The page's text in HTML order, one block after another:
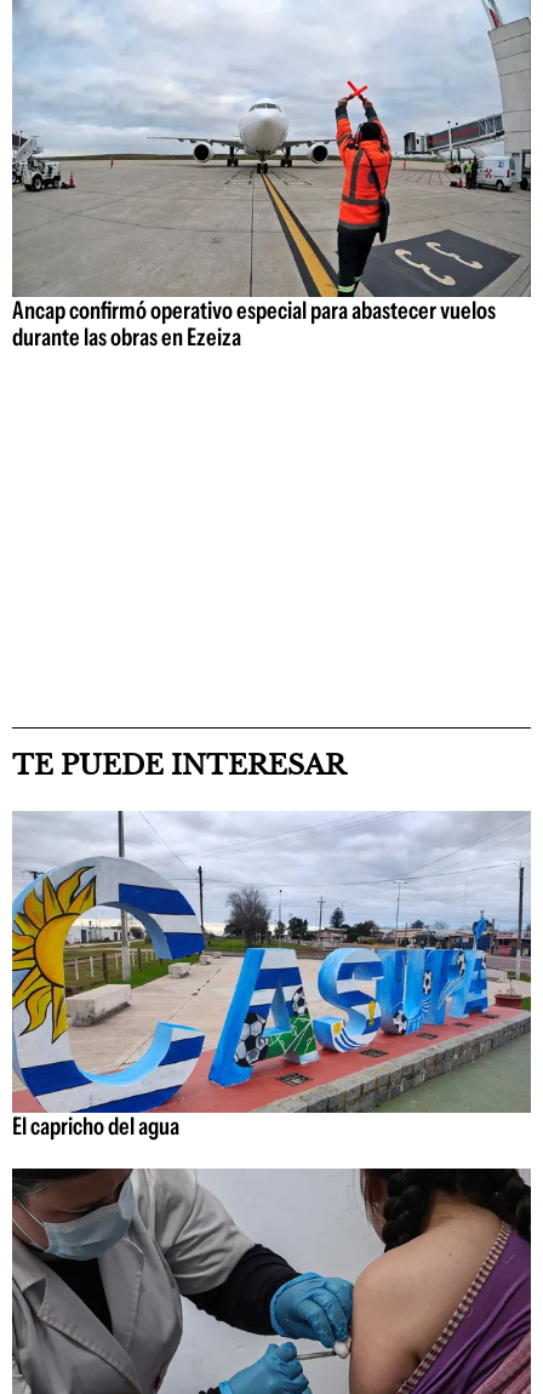
Ancap confirmó operativo especial para abastecer vuelos
durante las obras en Ezeiza
TE PUEDE INTERESAR
El capricho del agua